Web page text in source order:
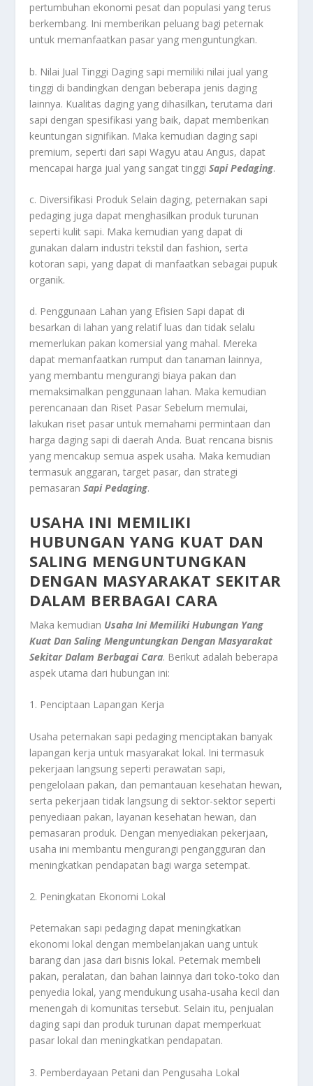
pertumbuhan ekonomi pesat dan populasi yang terus
berkembang. Ini memberikan peluang bagi peternak
untuk memanfaatkan pasar yang menguntungkan.
b. Nilai Jual Tinggi Daging sapi memiliki nilai jual yang
tinggi di bandingkan dengan beberapa jenis daging
lainnya. Kualitas daging yang dihasilkan, terutama dari
sapi dengan spesifikasi yang baik, dapat memberikan
keuntungan signifikan. Maka kemudian daging sapi
premium, seperti dari sapi Wagyu atau Angus, dapat
mencapai harga jual yang sangat tinggi Sapi Pedaging.
c. Diversifikasi Produk Selain daging, peternakan sapi
pedaging juga dapat menghasilkan produk turunan
seperti kulit sapi. Maka kemudian yang dapat di
gunakan dalam industri tekstil dan fashion, serta
kotoran sapi, yang dapat di manfaatkan sebagai pupuk
organik.
d. Penggunaan Lahan yang Efisien Sapi dapat di
besarkan di lahan yang relatif luas dan tidak selalu
memerlukan pakan komersial yang mahal. Mereka
dapat memanfaatkan rumput dan tanaman lainnya,
yang membantu mengurangi biaya pakan dan
memaksimalkan penggunaan lahan. Maka kemudian
perencanaan dan Riset Pasar Sebelum memulai,
lakukan riset pasar untuk memahami permintaan dan
harga daging sapi di daerah Anda. Buat rencana bisnis
yang mencakup semua aspek usaha. Maka kemudian
termasuk anggaran, target pasar, dan strategi
pemasaran Sapi Pedaging.
USAHA INI MEMILIKI
HUBUNGAN YANG KUAT DAN
SALING MENGUNTUNGKAN
DENGAN MASYARAKAT SEKITAR
DALAM BERBAGAI CARA
Maka kemudian Usaha Ini Memiliki Hubungan Yang
Kuat Dan Saling Menguntungkan Dengan Masyarakat
Sekitar Dalam Berbagai Cara. Berikut adalah beberapa
aspek utama dari hubungan ini:
1. Penciptaan Lapangan Kerja
Usaha peternakan sapi pedaging menciptakan banyak
lapangan kerja untuk masyarakat lokal. Ini termasuk
pekerjaan langsung seperti perawatan sapi,
pengelolaan pakan, dan pemantauan kesehatan hewan,
serta pekerjaan tidak langsung di sektor-sektor seperti
penyediaan pakan, layanan kesehatan hewan, dan
pemasaran produk. Dengan menyediakan pekerjaan,
usaha ini membantu mengurangi pengangguran dan
meningkatkan pendapatan bagi warga setempat.
2. Peningkatan Ekonomi Lokal
Peternakan sapi pedaging dapat meningkatkan
ekonomi lokal dengan membelanjakan uang untuk
barang dan jasa dari bisnis lokal. Peternak membeli
pakan, peralatan, dan bahan lainnya dari toko-toko dan
penyedia lokal, yang mendukung usaha-usaha kecil dan
menengah di komunitas tersebut. Selain itu, penjualan
daging sapi dan produk turunan dapat memperkuat
pasar lokal dan meningkatkan pendapatan.
3. Pemberdayaan Petani dan Pengusaha Lokal